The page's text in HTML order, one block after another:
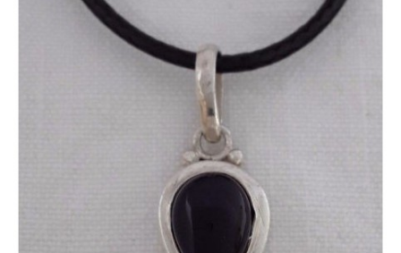
Quick view